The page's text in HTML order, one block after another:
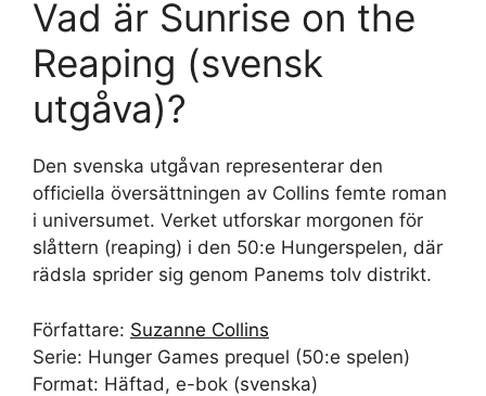
Vad är Sunrise on the
Reaping (svensk
utgåva)?
Den svenska utgåvan representerar den
officiella översättningen av Collins femte roman
i universumet. Verket utforskar morgonen för
slåttern (reaping) i den 50:e Hungerspelen, där
rädsla sprider sig genom Panems tolv distrikt.
Författare: Suzanne Collins
Serie: Hunger Games prequel (50:e spelen)
Format: Häftad, e-bok (svenska)